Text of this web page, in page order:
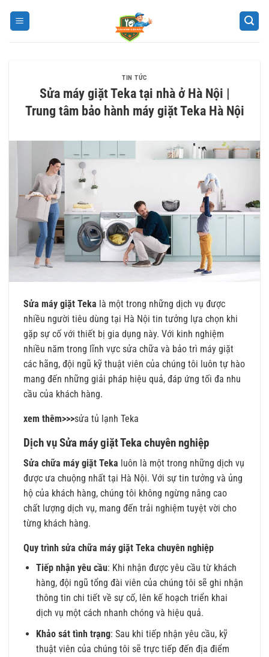
TIN TỨC
Sửa máy giặt Teka tại nhà ở Hà Nội |
Trung tâm bảo hành máy giặt Teka Hà Nội
Sửa máy giặt Teka là một trong những dịch vụ được
nhiều người tiêu dùng tại Hà Nội tin tưởng lựa chọn khi
gặp sự cố với thiết bị gia dụng này. Với kinh nghiệm
nhiều năm trong lĩnh vực sửa chữa và bảo trì máy giặt
các hãng, đội ngũ kỹ thuật viên của chúng tôi luôn tự hào
mang đến những giải pháp hiệu quả, đáp ứng tối đa nhu
cầu của khách hàng.
xem thêm>>>sửa tủ lạnh Teka
Dịch vụ Sửa máy giặt Teka chuyên nghiệp
Sửa chữa máy giặt Teka luôn là một trong những dịch vụ
được ưa chuộng nhất tại Hà Nội. Với sự tin tưởng và ủng
hộ của khách hàng, chúng tôi không ngừng nâng cao
chất lượng dịch vụ, mang đến trải nghiệm tuyệt vời cho
từng khách hàng.
Quy trình sửa chữa máy giặt Teka chuyên nghiệp
Tiếp nhận yêu cầu: Khi nhận được yêu cầu từ khách
hàng, đội ngũ tổng đài viên của chúng tôi sẽ ghi nhận
thông tin chi tiết về sự cố, lên kế hoạch triển khai
dịch vụ một cách nhanh chóng và hiệu quả.
Khảo sát tình trạng: Sau khi tiếp nhận yêu cầu, kỹ
thuật viên của chúng tôi sẽ trực tiếp đến địa điểm